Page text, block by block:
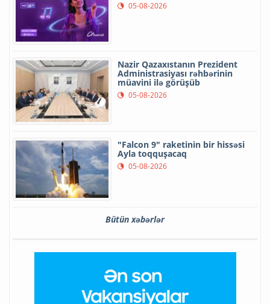
05-08-2026
Nazir Qazaxıstanın Prezident
Administrasiyası rəhbərinin
müavini ilə görüşüb
05-08-2026
"Falcon 9" raketinin bir hissəsi
Ayla toqquşacaq
05-08-2026
Bütün xəbərlər